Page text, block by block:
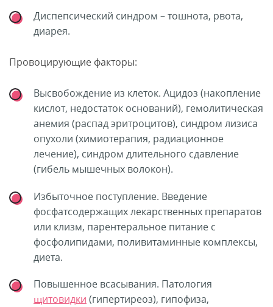
Диспепсический синдром – тошнота, рвота,
диарея.
Провоцирующие факторы:
Высвобождение из клеток. Ацидоз (накопление
кислот, недостаток оснований), гемолитическая
анемия (распад эритроцитов), синдром лизиса
опухоли (химиотерапия, радиационное
лечение), синдром длительного сдавление
(гибель мышечных волокон).
Избыточное поступление. Введение
фосфатсодержащих лекарственных препаратов
или клизм, парентеральное питание с
фосфолипидами, поливитаминные комплексы,
диета.
Повышенное всасывания. Патология
щитовидки (гипертиреоз), гипофиза,